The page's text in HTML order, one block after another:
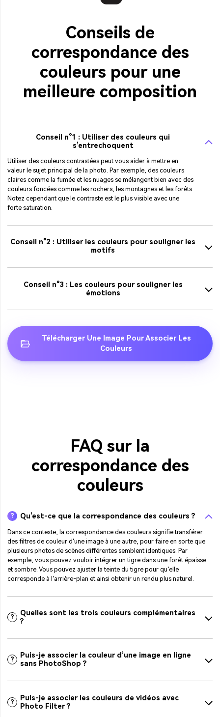
Conseils de
correspondance des
couleurs pour une
meilleure composition
Conseil n°1 : Utiliser des couleurs qui
s’entrechoquent
Utiliser des couleurs contrastées peut vous aider à mettre en
valeur le sujet principal de la photo. Par exemple, des couleurs
claires comme la fumée et les nuages se mélangent bien avec des
couleurs foncées comme les rochers, les montagnes et les forêts.
Notez cependant que le contraste est le plus visible avec une
forte saturation.
Conseil n°2 : Utiliser les couleurs pour souligner les
motifs
Conseil n°3 : Les couleurs pour souligner les
émotions
Télécharger Une Image Pour Associer Les
Couleurs
FAQ sur la
correspondance des
couleurs
? Qu’est-ce que la correspondance des couleurs ?
Dans ce contexte, la correspondance des couleurs signifie transférer
des filtres de couleur d'une image à une autre, pour faire en sorte que
plusieurs photos de scènes différentes semblent identiques. Par
exemple, vous pouvez vouloir intégrer un tigre dans une forêt épaisse
et sombre. Vous pouvez ajuster la teinte du tigre pour qu’elle
corresponde à l’arrière-plan et ainsi obtenir un rendu plus naturel.
?
Quelles sont les trois couleurs complémentaires
?
?
Puis-je associer la couleur d’une image en ligne
sans PhotoShop ?
?
Puis-je associer les couleurs de vidéos avec
Photo Filter ?